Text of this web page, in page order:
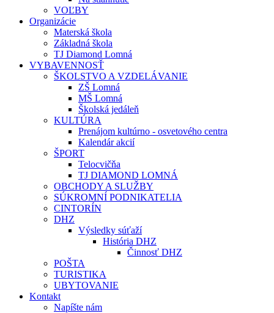
VOĽBY
Organizácie
Materská škola
Základná škola
TJ Diamond Lomná
VYBAVENNOSŤ
ŠKOLSTVO A VZDELÁVANIE
ZŠ Lomná
MŠ Lomná
Školská jedáleň
KULTÚRA
Prenájom kultúrno - osvetového centra
Kalendár akcií
ŠPORT
Telocvičňa
TJ DIAMOND LOMNÁ
OBCHODY A SLUŽBY
SÚKROMNÍ PODNIKATELIA
CINTORÍN
DHZ
Výsledky súťaží
História DHZ
Činnosť DHZ
POŠTA
TURISTIKA
UBYTOVANIE
Kontakt
Napíšte nám